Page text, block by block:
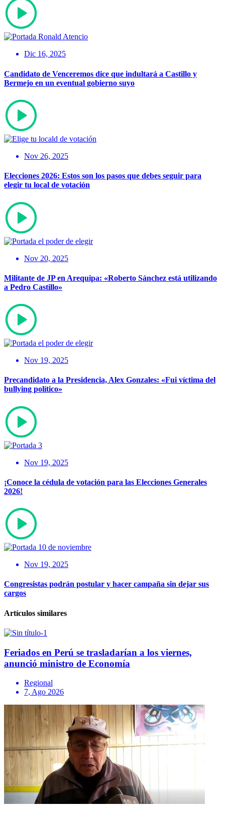
Dic 16, 2025
Candidato de Venceremos dice que indultará a Castillo y
Bermejo en un eventual gobierno suyo
Nov 26, 2025
Elecciones 2026: Estos son los pasos que debes seguir para
elegir tu local de votación
Nov 20, 2025
Militante de JP en Arequipa: «Roberto Sánchez está utilizando
a Pedro Castillo»
Nov 19, 2025
Precandidato a la Presidencia, Alex Gonzales: «Fui víctima del
bullying político»
Nov 19, 2025
¡Conoce la cédula de votación para las Elecciones Generales
2026!
Nov 19, 2025
Congresistas podrán postular y hacer campaña sin dejar sus
cargos
Artículos similares
Feriados en Perú se trasladarían a los viernes,
anunció ministro de Economía
Regional
7, Ago 2026